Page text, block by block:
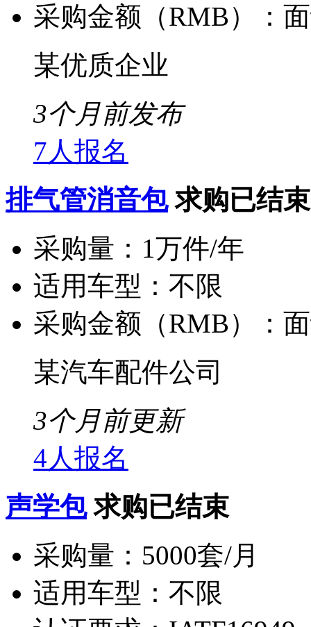
采购金额（RMB）：
某优质企业
3个月前发布
7人报名
排气管消音包 求购已结束
采购量： 1万件/年
适用车型： 不限
采购金额（RMB）：
某汽车配件公司
3个月前更新
4人报名
声学包 求购已结束
采购量： 5000套/月
适用车型： 不限